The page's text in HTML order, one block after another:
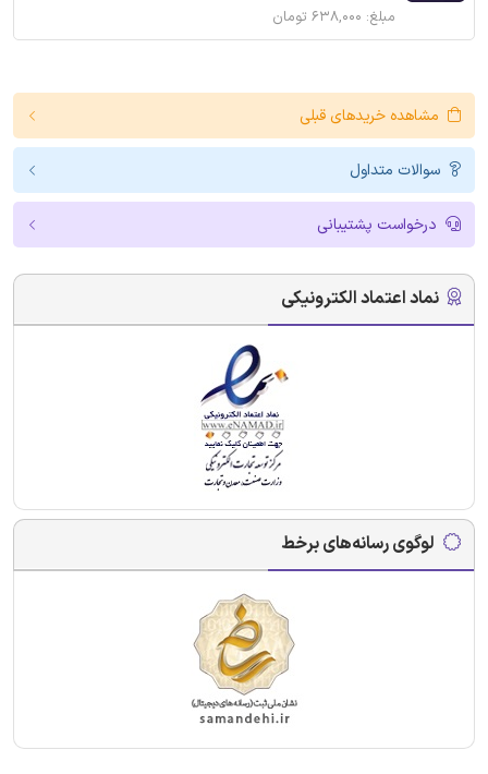
مبلغ: ۶۳۸,۰۰۰ تومان
مشاهده خریدهای قبلی
سوالات متداول
درخواست پشتیبانی
نماد اعتماد الکترونیکی
لوگوی رسانه‌های برخط